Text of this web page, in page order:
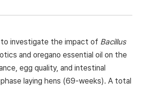
investigate the impact of Bacillus
and oregano essential oil on the
egg quality, and intestinal
laying hens (69-weeks). A total